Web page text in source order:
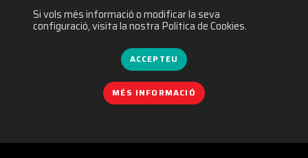
Si vols més informació o modificar la seva
configuració, visita la nostra Política de Cookies.
ACCEPTEU
MÉS INFORMACIÓ